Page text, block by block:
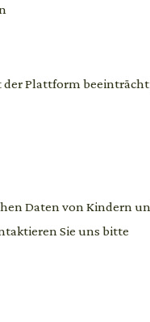
der Plattform
Daten von Kindern
Sie uns bitte